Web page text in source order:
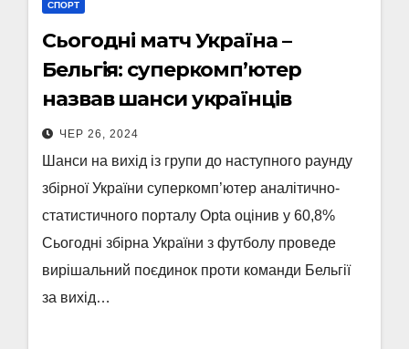
СПОРТ
Сьогодні матч Україна –
Бельгія: суперкомп’ютер
назвав шанси українців
ЧЕР 26, 2024
Шанси на вихід із групи до наступного раунду
збірної України суперкомп’ютер аналітично-
статистичного порталу Opta оцінив у 60,8%
Сьогодні збірна України з футболу проведе
вирішальний поєдинок проти команди Бельгії
за вихід…